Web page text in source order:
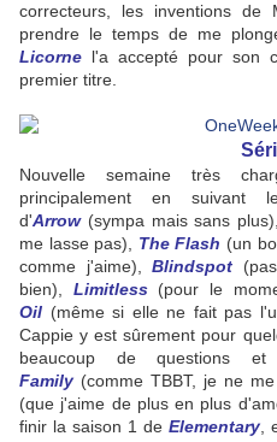
correcteurs, les inventions de
prendre le temps de me
Licorne l'a accepté pour son
premier titre.
Nouvelle semaine très
principalement en suivant
d'Arrow (sympa mais sans plus),
me lasse pas), The Flash (un
comme j'aime),Blindspot
bien), Limitless (pour le
Oil (même si elle ne fait pas
Cappie y est sûrement pour
beaucoup de questions
Family (comme TBBT, je ne
(que j'aime de plus en plus
finir la saison 1 de Elementary